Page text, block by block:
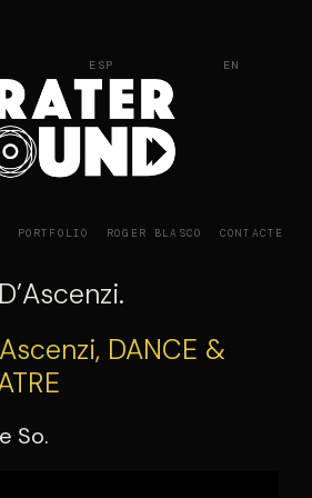
PORTFOLIO ROGER BLASCO CONTACTE
ESP EN
DANCE &
So.